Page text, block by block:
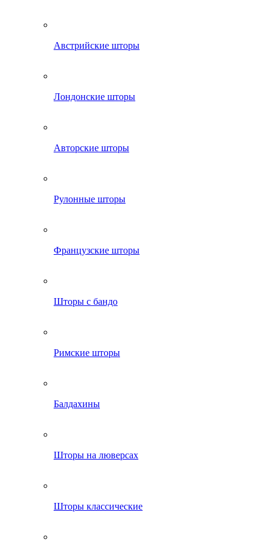
Австрийские шторы
Лондонские шторы
Авторские шторы
Рулонные шторы
Французские шторы
Шторы с бандо
Римские шторы
Балдахины
Шторы на люверсах
Шторы классические